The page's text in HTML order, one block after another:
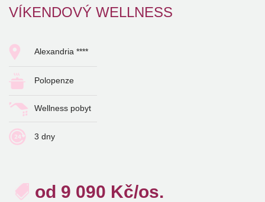
VÍKENDOVÝ WELLNESS
Alexandria ****
Polopenze
Wellness pobyt
3 dny
od 9 090 Kč/os.